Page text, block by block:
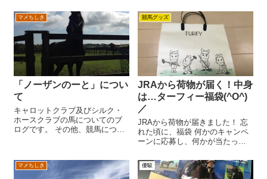
マメちしき
「ノーザンのーと」につい
て
キャロットクラブ及びシルク・
ホースクラブの馬についてのブ
ログです。 その他、競馬につい
競馬グッズ
JRAから荷物が届く！中身
は…ターフィー福袋(^O^)
／
JRAから荷物が届きました！ 忘
れた頃に、福袋 何かのキャンペ
ーンに応募し、何かが当たった
ール箱には、送り主の名前とし
て JRA「Web抽選会発送事務
マメちしき 優駿